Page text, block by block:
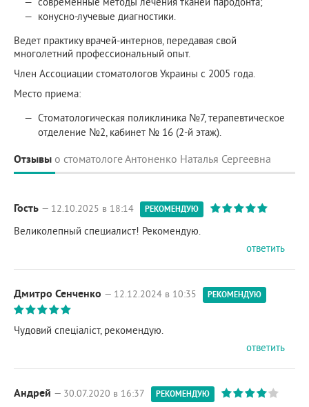
конусно-лучевые диагностики.
Ведет практику врачей-интернов, передавая свой
многолетний профессиональный опыт.
Член Ассоциации стоматологов Украины с 2005 года.
Место приема:
Стоматологическая поликлиника №7, терапевтическое
отделение №2, кабинет № 16 (2-й этаж).
Отзывы о стоматологе Антоненко Наталья Сергеевна
Гость — 12.10.2025 в 18:14 РЕКОМЕНДУЮ
Великолепный специалист! Рекомендую.
ответить
Дмитро Сенченко — 12.12.2024 в 10:35 РЕКОМЕНДУЮ
Чудовий спеціаліст, рекомендую.
ответить
Андрей — 30.07.2020 в 16:37 РЕКОМЕНДУЮ